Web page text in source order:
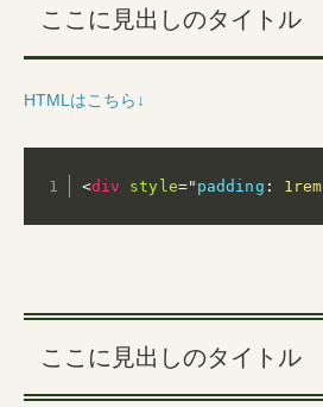
ここに見出しのタイトル
HTMLはこちら↓
<div style=" padding : 1rem
ここに見出しのタイトル